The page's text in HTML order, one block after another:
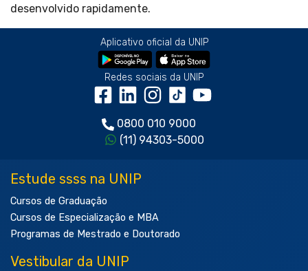
desenvolvido rapidamente.
Aplicativo oficial da UNIP
Redes sociais da UNIP
0800 010 9000
(11) 94303-5000
Estude ssss na UNIP
Cursos de Graduação
Cursos de Especialização e MBA
Programas de Mestrado e Doutorado
Vestibular da UNIP